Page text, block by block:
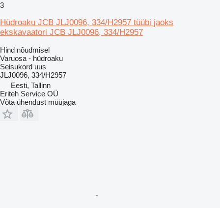
3
Hüdroaku JCB JLJ0096, 334/H2957 tüübi jaoks
ekskavaatori JCB JLJ0096, 334/H2957
Hind nõudmisel
Varuosa - hüdroaku
Seisukord uus
JLJ0096, 334/H2957
Eesti, Tallinn
Eriteh Service OÜ
Võta ühendust müüjaga